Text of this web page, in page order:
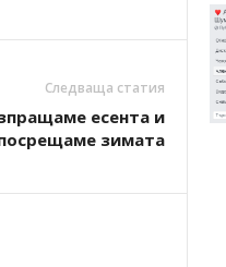
Следваща статия
есента и
зимата